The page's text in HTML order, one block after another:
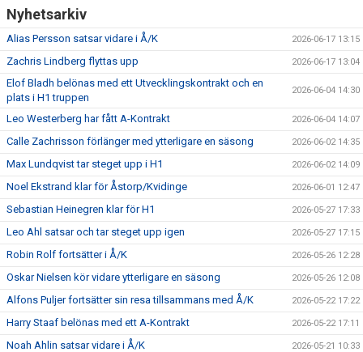
Nyhetsarkiv
Alias Persson satsar vidare i Å/K 2026-06-17 13:15
Zachris Lindberg flyttas upp 2026-06-17 13:04
Elof Bladh belönas med ett Utvecklingskontrakt och en
plats i H1 truppen
2026-06-04 14:30
Leo Westerberg har fått A-Kontrakt 2026-06-04 14:07
Calle Zachrisson förlänger med ytterligare en säsong 2026-06-02 14:35
Max Lundqvist tar steget upp i H1 2026-06-02 14:09
Noel Ekstrand klar för Åstorp/Kvidinge 2026-06-01 12:47
Sebastian Heinegren klar för H1 2026-05-27 17:33
Leo Ahl satsar och tar steget upp igen 2026-05-27 17:15
Robin Rolf fortsätter i Å/K 2026-05-26 12:28
Oskar Nielsen kör vidare ytterligare en säsong 2026-05-26 12:08
Alfons Puljer fortsätter sin resa tillsammans med Å/K 2026-05-22 17:22
Harry Staaf belönas med ett A-Kontrakt 2026-05-22 17:11
Noah Ahlin satsar vidare i Å/K 2026-05-21 10:33